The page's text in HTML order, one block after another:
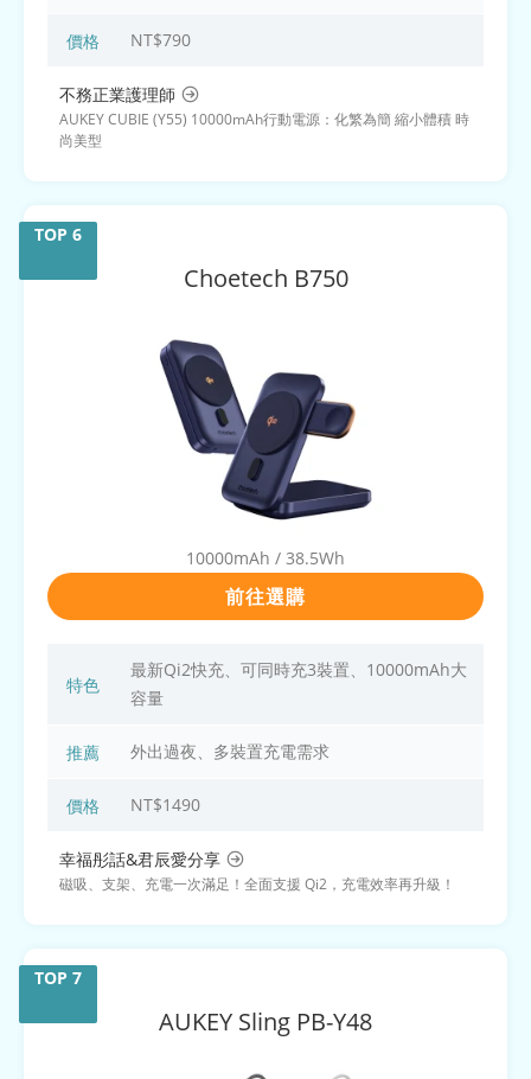
不務正業護理師
AUKEY CUBIE (Y55) 10000mAh行動電源：化繁為簡 縮小體積 時
尚美型
價格 NT$790
Choetech B750
10000mAh / 38.5Wh
幸福彤話&君辰愛分享
磁吸、支架、充電一次滿足！全面支援 Qi2，充電效率再升級！
特色
最新Qi2快充、可同時充3裝置、10000mAh大
容量
推薦 外出過夜、多裝置充電需求
價格 NT$1490
前往選購
AUKEY Sling PB-Y48